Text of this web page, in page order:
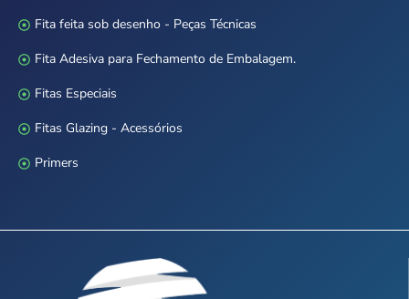
Fita feita sob desenho - Peças Técnicas
Fita Adesiva para Fechamento de Embalagem.
Fitas Especiais
Fitas Glazing - Acessórios
Primers